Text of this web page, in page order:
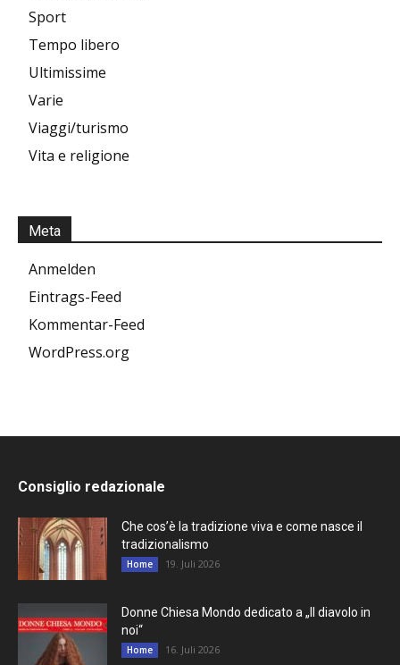
Sport
Tempo libero
Ultimissime
Varie
Viaggi/turismo
Vita e religione
Meta
Anmelden
Eintrags-Feed
Kommentar-Feed
WordPress.org
Consiglio redazionale
Che cos’è la tradizione viva e come nasce il
tradizionalismo
Home 19. Juli 2026
Donne Chiesa Mondo dedicato a „Il diavolo in
noi“
Home 16. Juli 2026